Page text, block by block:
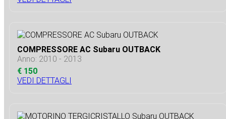
COMPRESSORE AC Subaru OUTBACK
Anno: 2010 - 2013
€ 150
VEDI DETTAGLI